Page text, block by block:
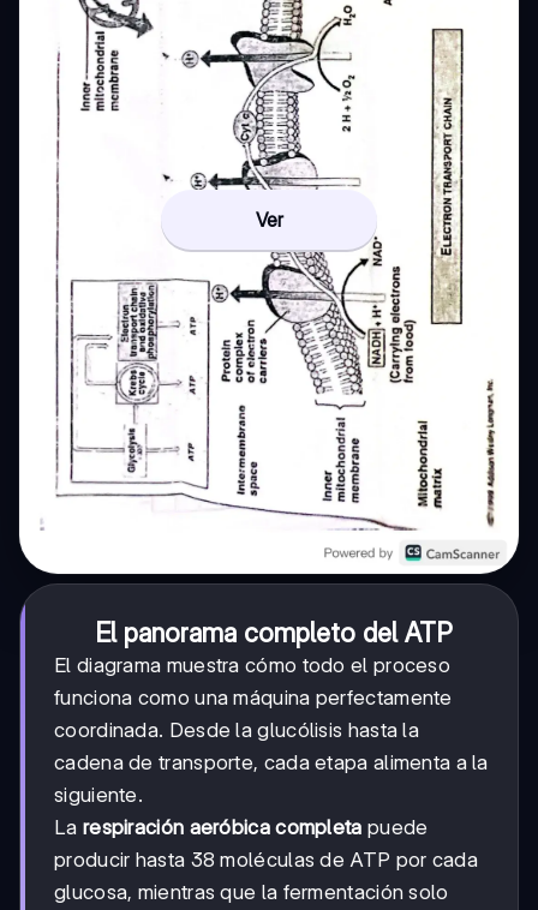
Ver
El panorama completo del ATP
El diagrama muestra cómo todo el proceso
funciona como una máquina perfectamente
coordinada. Desde la glucólisis hasta la
cadena de transporte, cada etapa alimenta a la
siguiente.
La respiración aeróbica completa puede
producir hasta 38 moléculas de ATP por cada
glucosa, mientras que la fermentación solo